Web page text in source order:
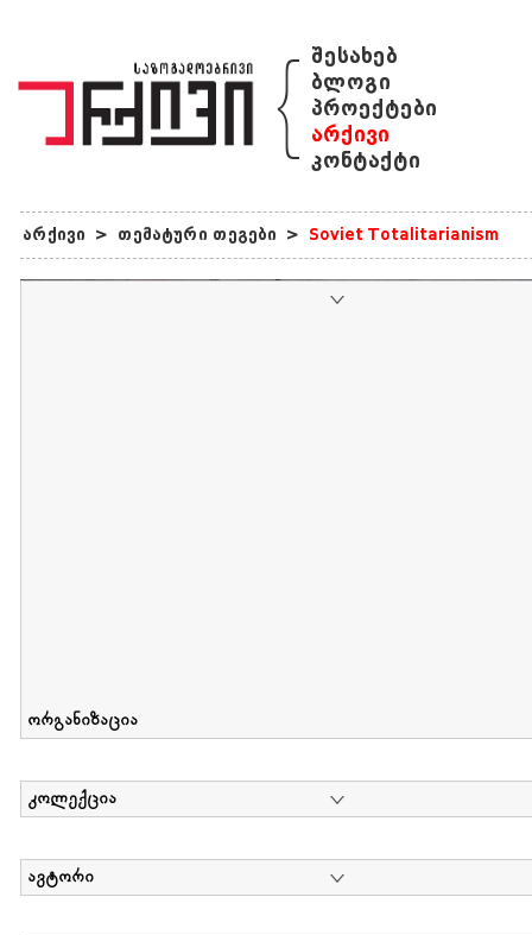
{ შესახებ
ბლოგი
პროექტები
არქივი
კონტაქტი
არქივი > თემატური თეგები > Soviet Totalitarianism
ორგანიზაცია
კოლექცია
ავტორი